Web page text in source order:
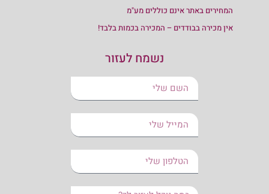
המחירים באתר אינם כוללים מע"מ
אין מכירה בבודדים – המכירה בכמות בלבד!
נשמח לעזור